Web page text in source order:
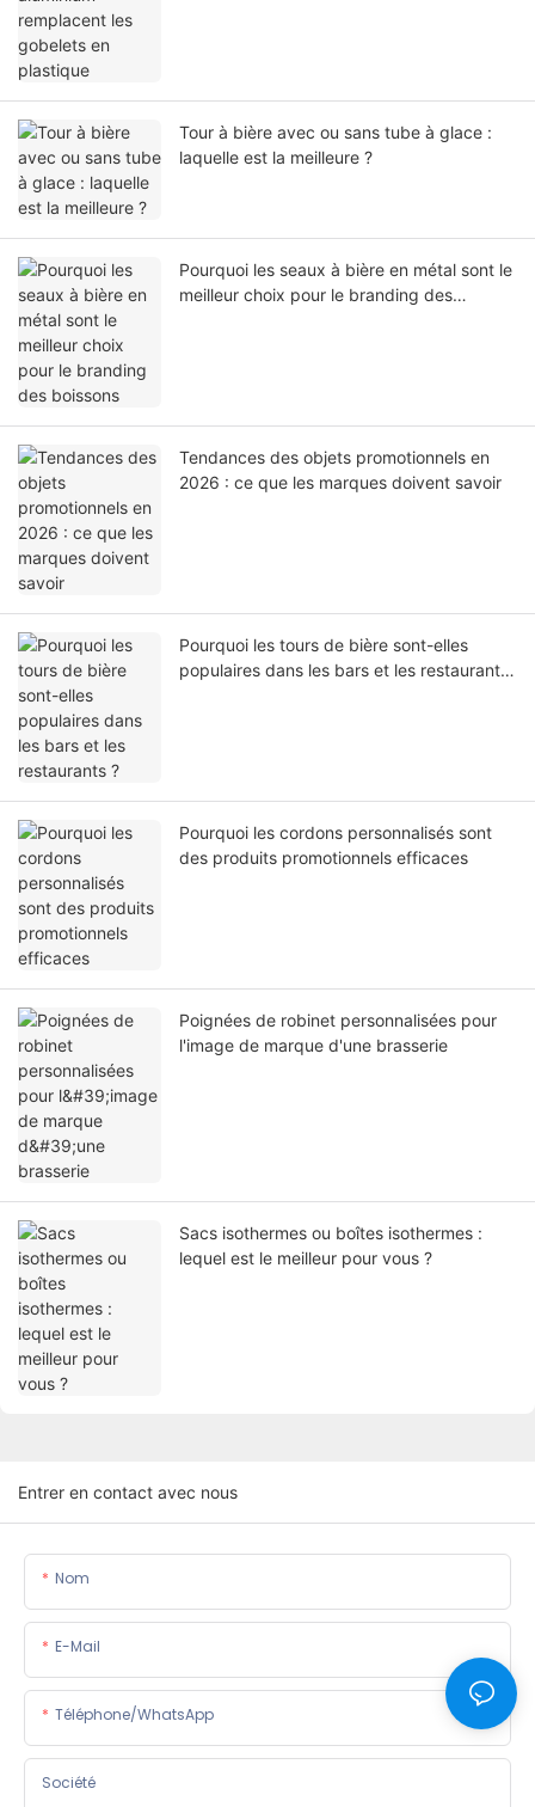
Tour à bière avec ou sans tube à glace :
laquelle est la meilleure ?
Pourquoi les seaux à bière en métal sont le
meilleur choix pour le branding des
Tendances des objets promotionnels en
2026 : ce que les marques doivent savoir
Pourquoi les tours de bière sont-elles
populaires dans les bars et les restaurants
Pourquoi les cordons personnalisés sont
des produits promotionnels efficaces
Poignées de robinet personnalisées pour
l'image de marque d'une brasserie
Sacs isothermes ou boîtes isothermes :
lequel est le meilleur pour vous ?
Entrer en contact avec nous
Nom
E-Mail
Téléphone/WhatsApp
Société